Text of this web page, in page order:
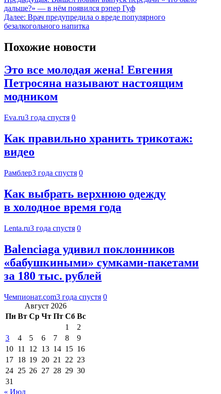
дальше?» — в нём появился рэпер Гуф
Далее: Врач предупредила о вреде популярного
безалкогольного напитка
Похожие новости
Это все молодая жена! Евгения
Петросяна называют настоящим
модником
Eva.ru3 года спустя 0
Как правильно хранить трикотаж:
видео
Рамблер3 года спустя 0
Как выбрать верхнюю одежду
в холодное время года
Lenta.ru3 года спустя 0
Balenciaga удивил поклонников
«бабушкиными» сумками-пакетами
за 180 тыс. рублей
Чемпионат.com3 года спустя 0
Август 2026
Пн Вт Ср Чт Пт Сб Вс
1
2
3
4 5 6 7 8
9
10 11 12 13 14 15 16
17 18 19 20 21 22 23
24 25 26 27 28 29 30
31
« Июл